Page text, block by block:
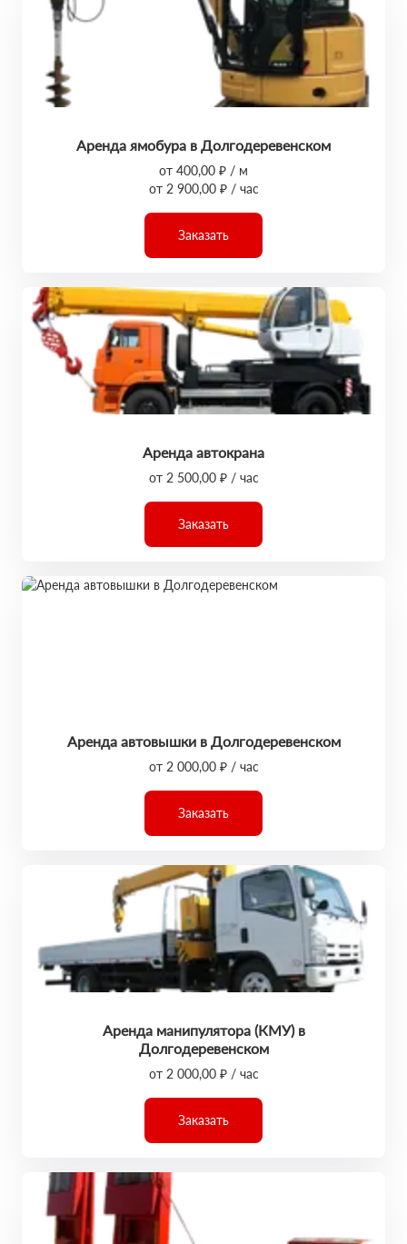
Аренда ямобура в Долгодеревенском
от 400,00 ₽ / м
от 2 900,00 ₽ / час
Заказать
Аренда автокрана
от 2 500,00 ₽ / час
Заказать
Аренда автовышки в Долгодеревенском
от 2 000,00 ₽ / час
Заказать
Аренда манипулятора (КМУ) в
Долгодеревенском
от 2 000,00 ₽ / час
Заказать